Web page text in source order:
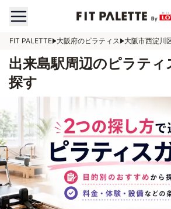
FIT PALETTE 大阪府のピラティス 大阪市西淀川
出来島駅周辺のピラティ
探す